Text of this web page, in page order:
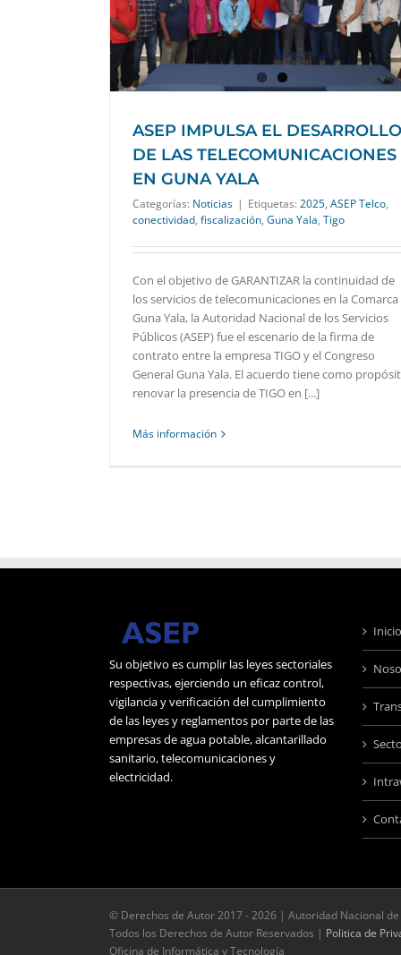
ASEP IMPULSA EL DESARROLLO
DE LAS TELECOMUNICACIONES
EN GUNA YALA
Categorías: Noticias | Etiquetas: 2025, ASEP Telco,
conectividad, fiscalización, Guna Yala, Tigo
Con el objetivo de GARANTIZAR la continuidad de
los servicios de telecomunicaciones en la Comarca
Guna Yala, la Autoridad Nacional de los Servicios
Públicos (ASEP) fue el escenario de la firma de
contrato entre la empresa TIGO y el Congreso
General Guna Yala. El acuerdo tiene como
renovar la presencia de TIGO en [...]
Más información
Su objetivo es cumplir las leyes sectoriales
respectivas, ejerciendo un eficaz control,
vigilancia y verificación del cumplimiento
de las leyes y reglamentos por parte de las
empresas de agua potable, alcantarillado
sanitario, telecomunicaciones y
electricidad.
Inicio
© Derechos de Autor 2017 -2026 | Autoridad Nacional
Todos los Derechos de Autor Reservados | Politica de
Oficina de Informática y Tecnología